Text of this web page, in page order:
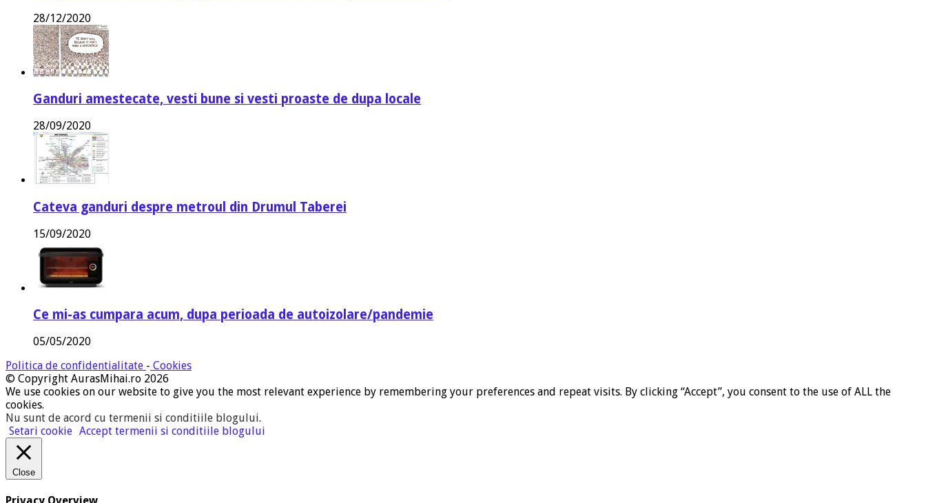
28/12/2020
Ganduri amestecate, vesti bune si vesti proaste de dupa locale
28/09/2020
Cateva ganduri despre metroul din Drumul Taberei
15/09/2020
Ce mi-as cumpara acum, dupa perioada de autoizolare/pandemie
05/05/2020
Politica de confidentialitate - Cookies
© Copyright AurasMihai.ro 2026
We use cookies on our website to give you the most relevant experience by remembering your preferences and repeat visits. By clicking “Accept”, you consent to the use of ALL the
cookies.
Nu sunt de acord cu termenii si conditiile blogului.
Setari cookie Accept termenii si conditiile blogului
Close